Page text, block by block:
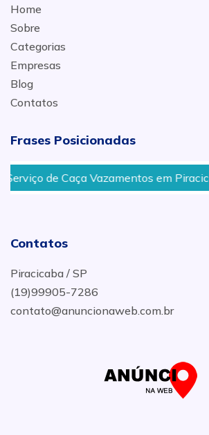
Home
Sobre
Categorias
Empresas
Blog
Contatos
Frases Posicionadas
de Caça Vazamentos em Piracicaba
Contatos
Piracicaba / SP
(19)99905-7286
contato@anuncionaweb.com.br